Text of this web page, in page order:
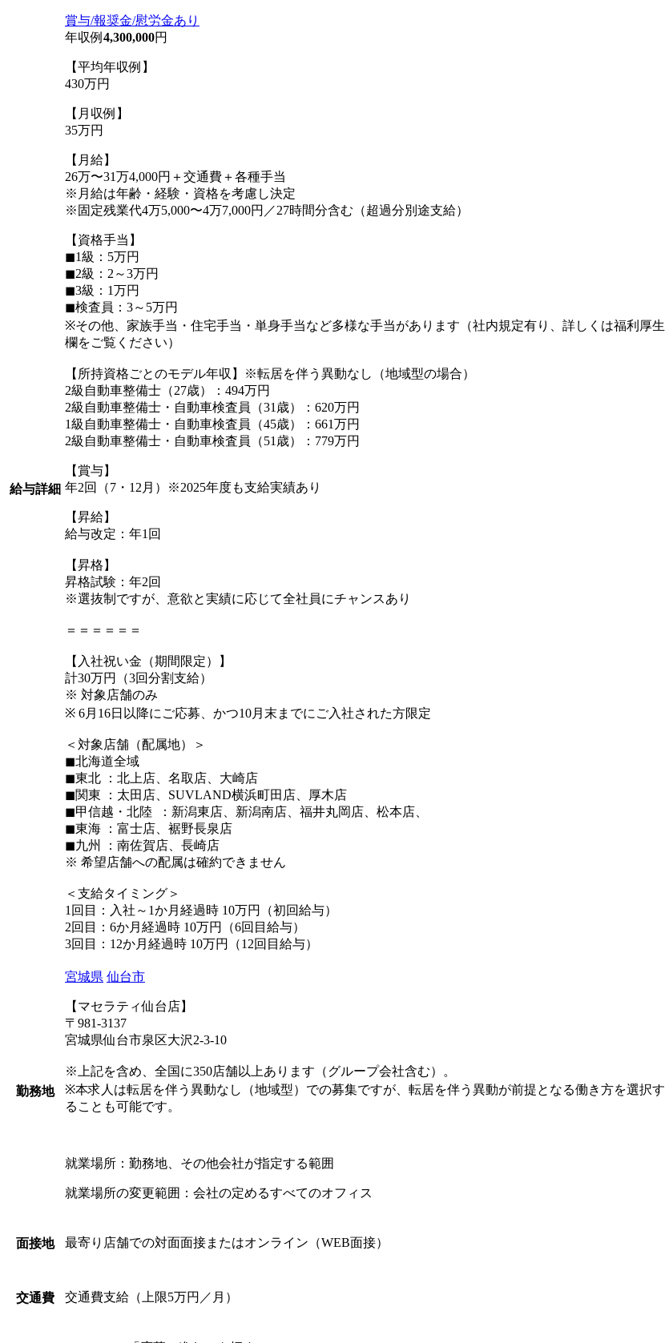
給与詳細
賞与/報奨金/慰労金あり
年収例 4,300,000円
【平均年収例】
430万円
【月収例】
35万円
【月給】
26万〜31万4,000円＋交通費＋各種手当
※月給は年齢・経験・資格を考慮し決定
※固定残業代4万5,000〜4万7,000円／27時間分含む（超過分別途支給）
【資格手当】
◼︎1級：5万円
◼︎2級：2～3万円
◼︎3級：1万円
◼︎検査員：3～5万円
※その他、家族手当・住宅手当・単身手当など多様な手当があります（社内規定有り、詳しくは福利厚生
欄をご覧ください）
【所持資格ごとのモデル年収】※転居を伴う異動なし（地域型の場合）
2級自動車整備士（27歳）：494万円
2級自動車整備士・自動車検査員（31歳）：620万円
1級自動車整備士・自動車検査員（45歳）：661万円
2級自動車整備士・自動車検査員（51歳）：779万円
【賞与】
年2回（7・12月）※2025年度も支給実績あり
【昇給】
給与改定：年1回
【昇格】
昇格試験：年2回
※選抜制ですが、意欲と実績に応じて全社員にチャンスあり
＝＝＝＝＝＝
【入社祝い金（期間限定）】
計30万円（3回分割支給）
※ 対象店舗のみ
※ 6月16日以降にご応募、かつ10月末までにご入社された方限定
＜対象店舗（配属地）＞
◼︎北海道全域
◼︎東北 ：北上店、名取店、大崎店
◼︎関東 ：太田店、SUVLAND横浜町田店、厚木店
◼︎甲信越・北陸 ：新潟東店、新潟南店、福井丸岡店、松本店、
◼︎東海 ：富士店、裾野長泉店
◼︎九州 ：南佐賀店、長崎店
※ 希望店舗への配属は確約できません
＜支給タイミング＞
1回目：入社～1か月経過時 10万円（初回給与）
2回目：6か月経過時 10万円（6回目給与）
3回目：12か月経過時 10万円（12回目給与）
勤務地
宮城県 仙台市
【マセラティ仙台店】
〒981-3137
宮城県仙台市泉区大沢2-3-10
※上記を含め、全国に350店舗以上あります（グループ会社含む）。
※本求人は転居を伴う異動なし（地域型）での募集ですが、転居を伴う異動が前提となる働き方を選択す
ることも可能です。
就業場所：勤務地、その他会社が指定する範囲
就業場所の変更範囲：会社の定めるすべてのオフィス
面接地 最寄り店舗での対面面接またはオンライン（WEB面接）
交通費 交通費支給（上限5万円／月）